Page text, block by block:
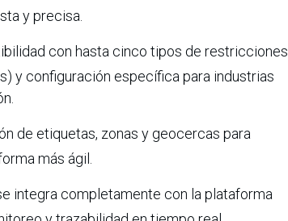
y precisa.
con hasta cinco tipos de restricciones
y configuración específica para industrias
de etiquetas, zonas y geocercas para
más ágil.
integra completamente con la plataforma